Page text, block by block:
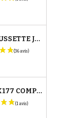
PNEU POUSSETTE JANÉ SLALOM PRO ET POWERTWIN
PNEU 39X177 COMPATIBLE POUSSETTE BUGABOO DONKEY - POUR ROUE AVANT